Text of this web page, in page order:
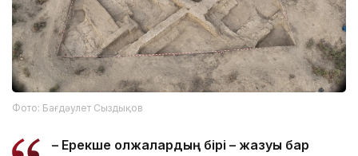
Фото: Бағдәулет Сыздықов
– Ерекше олжалардың бірі – жазуы бар